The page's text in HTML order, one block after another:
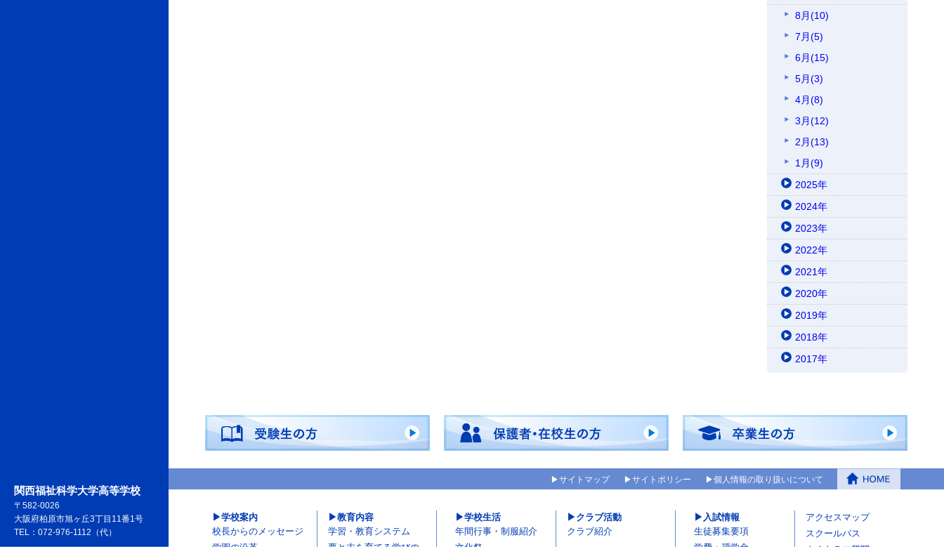
8月(10)
7月(5)
6月(15)
5月(3)
4月(8)
3月(12)
2月(13)
1月(9)
2025年
2024年
2023年
2022年
2021年
2020年
2019年
2018年
2017年
関西福祉科学大学高等学校
〒582-0026
大阪府柏原市旭ヶ丘3丁目11番1号
TEL：072-976-1112（代）
サイトマップ サイトポリシー 個人情報の取り扱いについて
学校案内
校長からのメッセージ
教育内容
学習・教育システム
学校生活
年間行事・制服紹介
クラブ活動
クラブ紹介
入試情報
生徒募集要項
アクセスマップ
スクールバス